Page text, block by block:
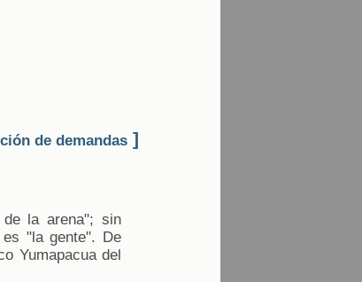
de demandas ]
la arena"; sin
"la gente". De
Yumapacua del